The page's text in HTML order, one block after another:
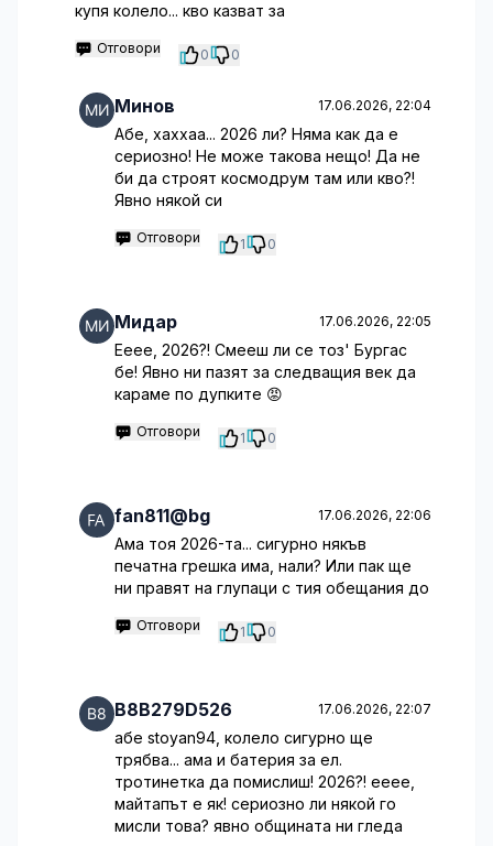
купя колело... кво казват за
Отговори 0 0
Минов 17.06.2026, 22:04
Абе, хаххаа... 2026 ли? Няма как да е
сериозно! Не може такова нещо! Да не
би да строят космодрум там или кво?!
Явно някой си
Отговори 1 0
Мидар 17.06.2026, 22:05
Ееее, 2026?! Смееш ли се тоз' Бургас
бе! Явно ни пазят за следващия век да
караме по дупките 😡
Отговори 1 0
fan811@bg 17.06.2026, 22:06
Ама тоя 2026-та... сигурно някъв
печатна грешка има, нали? Или пак ще
ни правят на глупаци с тия обещания до
Отговори 1 0
B8B279D526 17.06.2026, 22:07
абе stoyan94, колело сигурно ще
трябва... ама и батерия за ел.
тротинетка да помислиш! 2026?! ееее,
майтапът е як! сериозно ли някой го
мисли това? явно общината ни гледа